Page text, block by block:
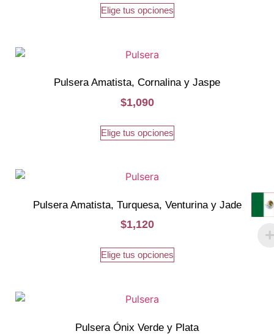
Elige tus opciones
Pulsera Amatista, Cornalina y Jaspe
$1,090
Elige tus opciones
Pulsera Amatista, Turquesa, Venturina y Jade
$1,120
Elige tus opciones
Pulsera Ónix Verde y Plata